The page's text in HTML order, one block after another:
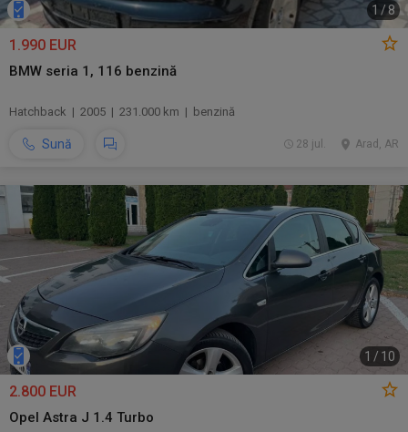
1 /8
1.990 EUR
BMW seria 1, 116 benzină
Hatchback | 2005 | 231.000 km | benzină
Sună Arad, AR
28 jul.
1 / 10
2.800 EUR
Opel Astra J 1.4 Turbo